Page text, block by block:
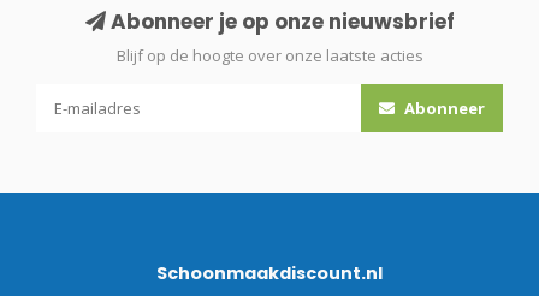
Abonneer je op onze nieuwsbrief
Blijf op de hoogte over onze laatste acties
Abonneer
Schoonmaakdiscount.nl